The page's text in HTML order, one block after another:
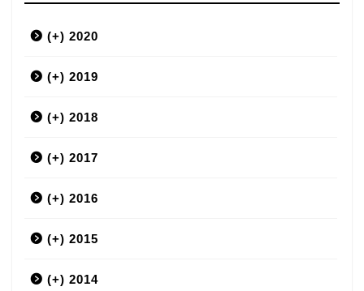
(+) 2020
3月
(+) 2019
12月
9月
7月
6月
5月
(+) 2018
12月
11月
10月
9月
(+) 2017
12月
11月
10月
(+) 2016
12月
11月
(+) 2015
12月
(+) 2014